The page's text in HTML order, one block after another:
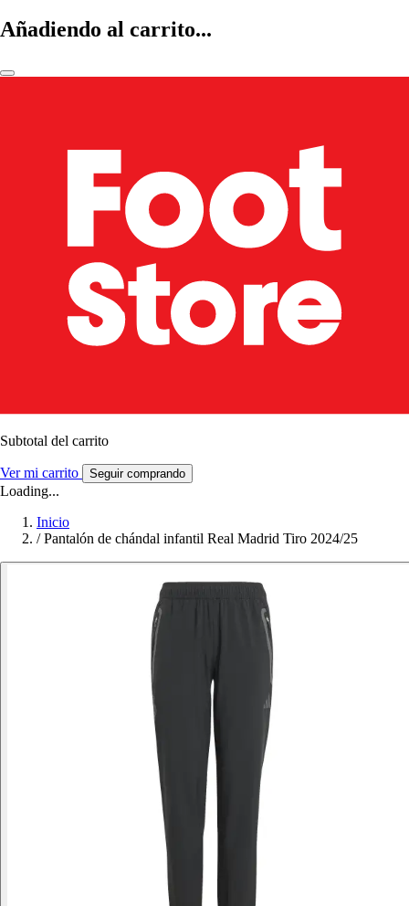
Añadiendo al carrito...
Subtotal del carrito
Ver mi carrito Seguir comprando
Loading...
Inicio
/ Pantalón de chándal infantil Real Madrid Tiro 2024/25